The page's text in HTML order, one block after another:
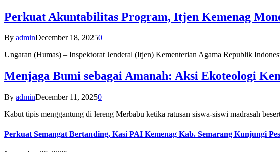
Perkuat Akuntabilitas Program, Itjen Kemenag
By adminDecember 18, 20250
Ungaran (Humas) – Inspektorat Jenderal (Itjen) Kementerian Agama Republik
Menjaga Bumi sebagai Amanah: Aksi Ekoteologi
By adminDecember 11, 20250
Kabut tipis menggantung di lereng Merbabu ketika ratusan siswa-siswi madrasah
Perkuat Semangat Bertanding, Kasi PAI Kemenag Kab. Semarang Kunjungi